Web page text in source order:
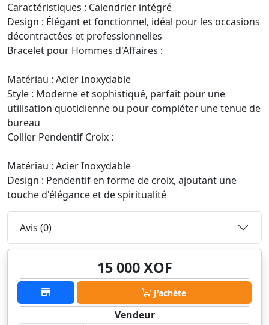
Caractéristiques : Calendrier intégré
Design : Élégant et fonctionnel, idéal pour les occasions
décontractées et professionnelles
Bracelet pour Hommes d'Affaires :
Matériau : Acier Inoxydable
Style : Moderne et sophistiqué, parfait pour une
utilisation quotidienne ou pour compléter une tenue de
bureau
Collier Pendentif Croix :
Matériau : Acier Inoxydable
Design : Pendentif en forme de croix, ajoutant une
touche d'élégance et de spiritualité
Avis (0)
15 000 XOF
J'achète
Vendeur